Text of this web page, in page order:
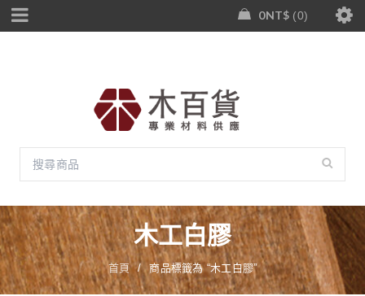
0NT$ 0
木工白膠
首頁 / 商品標籤為 “木工白膠”